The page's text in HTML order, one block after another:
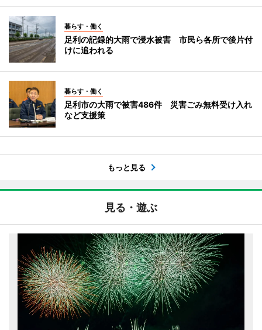
暮らす・働く
足利の記録的大雨で浸水被害 市民ら各所で後片付
けに追われる
暮らす・働く
足利市の大雨で被害486件 災害ごみ無料受け入れ
など支援策
もっと見る
見る・遊ぶ